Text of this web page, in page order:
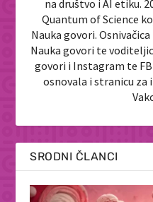
na društvo i AI etiku.
Quantum of Science
Nauka govori.
Nauka govori te
govori i Instagram te
osnovala i stranicu za
SRODNI ČLANCI